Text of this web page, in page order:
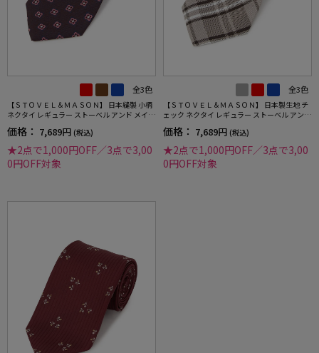
全3色
【ＳＴＯＶＥＬ＆ＭＡＳＯＮ】 日本縫製 小柄
ネクタイ レギュラー ストーベル アンド メイソ
価格： 7,689円 (税込)
★2点で1,000円OFF／3点で3,00
0円OFF対象
全3色
【ＳＴＯＶＥＬ＆ＭＡＳＯＮ】 日本製生地 チ
ェック ネクタイ レギュラー ストーベル アンド
価格： 7,689円 (税込)
★2点で1,000円OFF／3点で3,00
0円OFF対象